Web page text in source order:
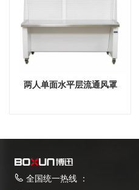
两人单面水平层流通风罩
全国统一热线 ：